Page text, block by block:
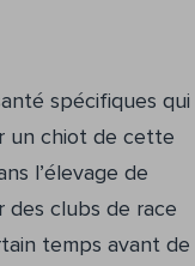
spécifiques qui
un chiot de cette
l’élevage de
des clubs de race
temps avant de